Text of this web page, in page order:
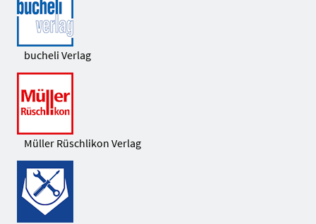
bucheli Verlag
Müller Rüschlikon Verlag